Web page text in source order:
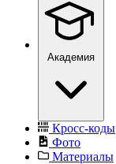
Академия
Кросс-коды
Фото
Материалы